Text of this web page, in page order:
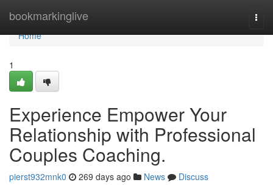
bookmarkinglive
Home
Home
1
Experience Empower Your
Relationship with Professional
Couples Coaching.
pierst932mnk0 269 days ago News
Discuss